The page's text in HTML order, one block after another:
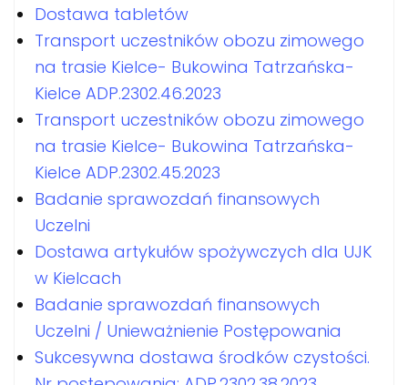
Dostawa tabletów
Transport uczestników obozu zimowego
na trasie Kielce- Bukowina Tatrzańska-
Kielce ADP.2302.46.2023
Transport uczestników obozu zimowego
na trasie Kielce- Bukowina Tatrzańska-
Kielce ADP.2302.45.2023
Badanie sprawozdań finansowych
Uczelni
Dostawa artykułów spożywczych dla UJK
w Kielcach
Badanie sprawozdań finansowych
Uczelni / Unieważnienie Postępowania
Sukcesywna dostawa środków czystości.